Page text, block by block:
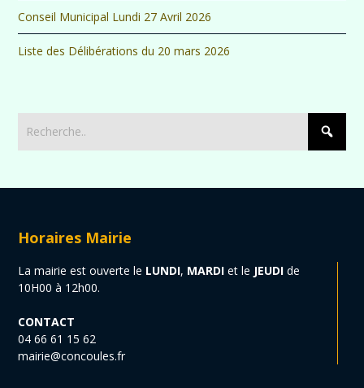
Conseil Municipal Lundi 27 Avril 2026
Liste des Délibérations du 20 mars 2026
Horaires Mairie
La mairie est ouverte le LUNDI, MARDI et le JEUDI de
10H00 à 12h00.
CONTACT
04 66 61 15 62
mairie@concoules.fr